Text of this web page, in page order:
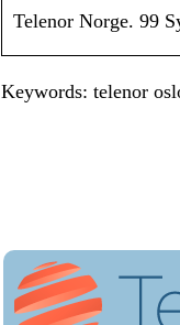
Telenor Norge. 99
Keywords: telenor